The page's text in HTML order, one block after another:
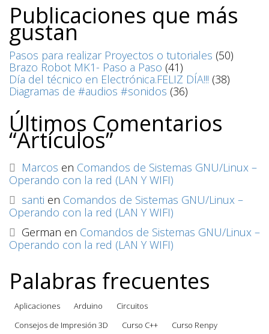
Publicaciones que más
gustan
Pasos para realizar Proyectos o tutoriales (50)
Brazo Robot MK1- Paso a Paso (41)
Día del técnico en Electrónica.FELIZ DÍA!!! (38)
Diagramas de #audios #sonidos (36)
Últimos Comentarios
“Artículos”
Marcos en Comandos de Sistemas GNU/Linux –
Operando con la red (LAN Y WIFI)
santi en Comandos de Sistemas GNU/Linux –
Operando con la red (LAN Y WIFI)
German en Comandos de Sistemas GNU/Linux –
Operando con la red (LAN Y WIFI)
Palabras frecuentes
Aplicaciones Arduino
Circuitos
Consejos de Impresión 3D
Curso C++ Curso Renpy